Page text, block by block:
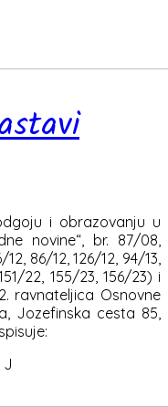
i obrazovanju u
novine“, br. 87/08,
86/12, 126/12, 94/13,
22, 155/23, 156/23) i
ravnateljica Osnovne
Jozefinska cesta 85,
J